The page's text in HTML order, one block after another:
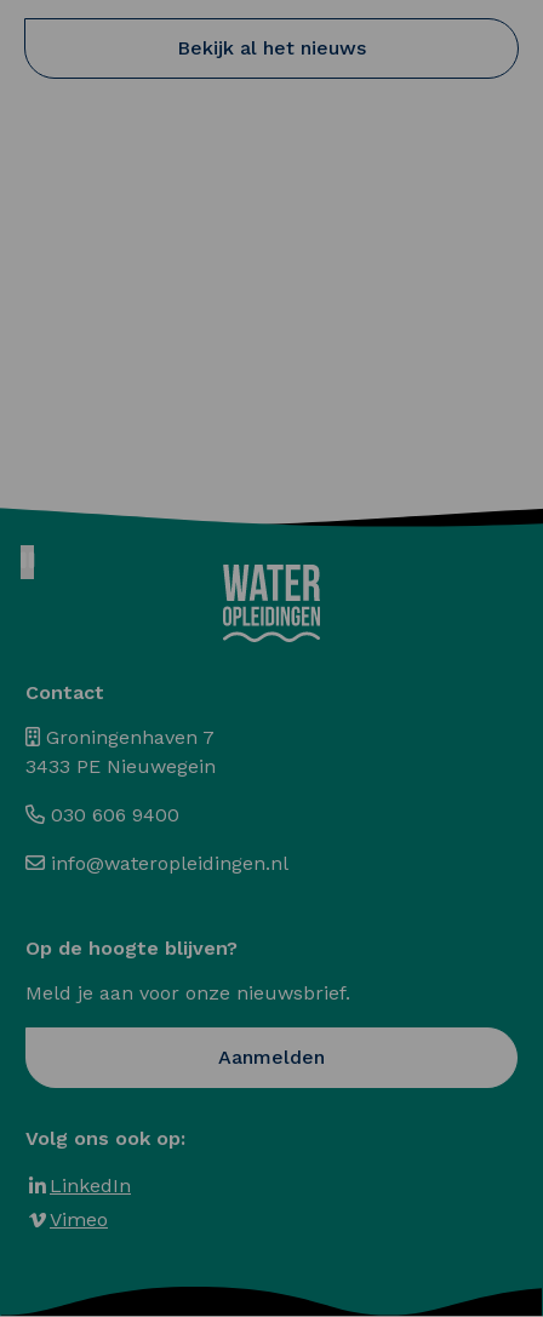
Bekijk al het nieuws
Contact
Groningenhaven 7
3433 PE Nieuwegein
030 606 9400
info@wateropleidingen.nl
Volg ons ook op:
LinkedIn
Vimeo
Op de hoogte blijven?
Meld je aan voor onze nieuwsbrief.
Aanmelden Opent in een nieuwe